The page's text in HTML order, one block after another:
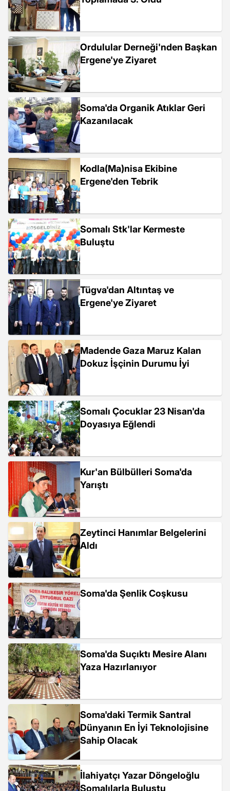
Ordulular Derneği'nden Başkan
Ergene'ye Ziyaret
Soma'da Organik Atıklar Geri
Kazanılacak
Kodla(Ma)nisa Ekibine
Ergene'den Tebrik
Somalı Stk'lar Kermeste
Buluştu
Tügva'dan Altıntaş ve
Ergene'ye Ziyaret
Madende Gaza Maruz Kalan
Dokuz İşçinin Durumu İyi
Somalı Çocuklar 23 Nisan'da
Doyasıya Eğlendi
Kur'an Bülbülleri Soma'da
Yarıştı
Zeytinci Hanımlar Belgelerini
Aldı
Soma'da Şenlik Coşkusu
Soma'da Suçıktı Mesire Alanı
Yaza Hazırlanıyor
Soma'daki Termik Santral
Dünyanın En İyi Teknolojisine
Sahip Olacak
İlahiyatçı Yazar Döngeloğlu
Somalılarla Buluştu